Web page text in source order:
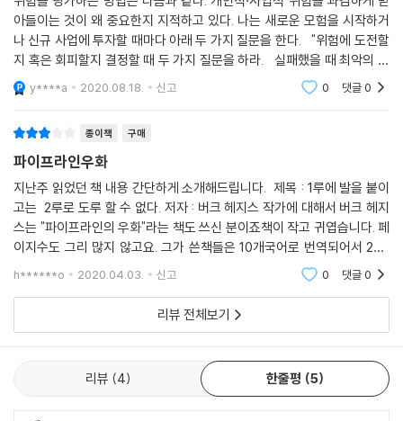
아들이는 것이 왜 중요한지 지적하고 있다. 나는 새로운 모험을 시작하거
나 신규 사업에 투자할 때마다 아래 두 가지 질문을 한다. "위험에 도전할
지 혹은 회피할지 결정할 때 두 가지 질문을 하라. 실패했을 때 최악의 상
황은 무엇인가 최악의 상황이 닥치면 살아남을 수 있는가?" 인류 역
y****a 2020.08.18. 신고 0 댓글0
종이책 구매
파이프라인우화
지난주 읽었던 책 내용 간단하게 소개해드립니다. 제목 : 1루에 발을 붙이
고는 2루로 도루 할 수 없다. 저자 : 버크 헤지스 작가에 대해서 버크 헤지
스는 "파이프라인의 우화"라는 책도 쓰신 분이죠책이 작고 귀엽습니다. 페
이지수도 그리 많지 않고요. 그가 쓴책들은 10개국어로 번역되어서 200
만부 이상 팔렸다고 합니다. 이정도 베스트셀러면 한번 읽어볼 만한 가치
h******o 2020.04.03. 신고 0 댓글0
리뷰 전체보기
리뷰 4 한줄평 5